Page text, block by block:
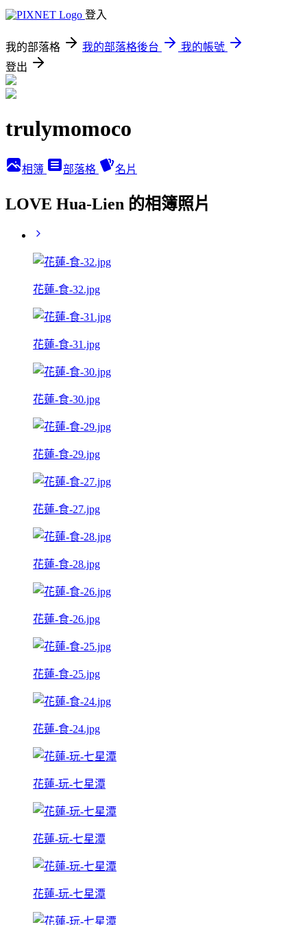
登入
我的部落格 我的部落格後台
我的帳號
登出
trulymomoco
相簿 部落格 名片
LOVE Hua-Lien 的相簿照片
花蓮-食-32.jpg
花蓮-食-31.jpg
花蓮-食-30.jpg
花蓮-食-29.jpg
花蓮-食-27.jpg
花蓮-食-28.jpg
花蓮-食-26.jpg
花蓮-食-25.jpg
花蓮-食-24.jpg
花蓮-玩-七星潭
花蓮-玩-七星潭
花蓮-玩-七星潭